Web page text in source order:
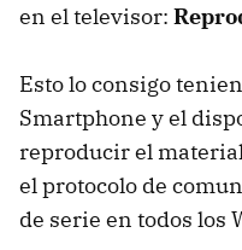
en el televisor:
Esto lo consigo
Smartphone y el
reproducir el
el protocolo de
de serie en todos los